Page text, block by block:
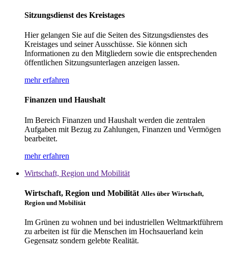
Sitzungsdienst des Kreistages
Hier gelangen Sie auf die Seiten des Sitzungsdienstes des
Kreistages und seiner Ausschüsse. Sie können sich
Informationen zu den Mitgliedern sowie die entsprechenden
öffentlichen Sitzungsunterlagen anzeigen lassen.
mehr erfahren
Finanzen und Haushalt
Im Bereich Finanzen und Haushalt werden die zentralen
Aufgaben mit Bezug zu Zahlungen, Finanzen und Vermögen
bearbeitet.
mehr erfahren
Wirtschaft, Region und Mobilität
Wirtschaft, Region und Mobilität Alles über Wirtschaft,
Region und Mobilität
Im Grünen zu wohnen und bei industriellen Weltmarktführern
zu arbeiten ist für die Menschen im Hochsauerland kein
Gegensatz sondern gelebte Realität.